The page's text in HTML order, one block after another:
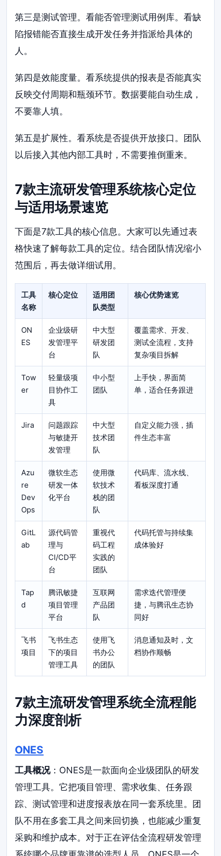
第三是测试管理。看能否管理测试用例库。看缺
陷报错能否直接生成开发任务并指派给具体的
人。
第四是效能度量。看系统提供的报表是否能真实
反映交付周期和瓶颈环节。数据要能自动生成，
不要靠人填。
第五是扩展性。看系统是否提供开放接口。团队
以后接入其他内部工具时，不需要推倒重来。
7款主流研发管理系统核心定位
与适用场景速览
下面是7款工具的核心信息。大家可以先通过表
格快速了解每款工具的定位。结合团队情况缩小
范围后，再去做详细试用。
工具
名称
核心定位
适用团
队类型
核心优势速览
ON
ES
企业级研
发管理平
台
中大型
研发团
队
覆盖需求、开发、
测试全流程，支持
复杂项目拆解
Tow
er
轻量级项
目协作工
具
中小型
团队
上手快，界面简
单，适合任务跟进
Jira
问题跟踪
与敏捷开
发管理
中大型
技术团
队
自定义能力强，插
件生态丰富
Azu
re
Dev
Ops
微软生态
研发一体
化平台
使用微
软技术
栈的团
队
代码库、流水线、
看板深度打通
GitL
ab
源代码管
理与
CI/CD平
台
重视代
码工程
实践的
团队
代码托管与持续集
成体验好
Tap
d
腾讯敏捷
项目管理
平台
互联网
产品团
队
需求迭代管理便
捷，与腾讯生态协
同好
飞书
项目
飞书生态
下的项目
管理工具
使用飞
书办公
的团队
消息通知及时，文
档协作顺畅
7款主流研发管理系统全流程能
力深度剖析
ONES
工具概况：ONES是一款面向企业级团队的研发
管理工具。它把项目管理、需求收集、任务跟
踪、测试管理和进度报表放在同一套系统里。团
队不用在多套工具之间来回切换，也能减少重复
采购和维护成本。对于正在评估全流程研发管理